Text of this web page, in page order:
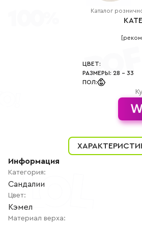
АВТОРИЗАЦИЯ
РЕГИСТРАЦИЯ
Каталог
ЦВЕТ:
РАЗМЕРЫ: 28 - 33
ПОЛ:
Информация
Категория:
Сандалии
Цвет:
Кэмел
Материал верха: